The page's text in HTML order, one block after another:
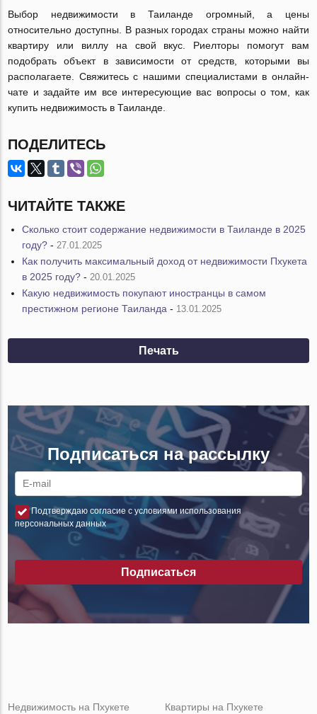
Выбор недвижимости в Таиланде огромный, а цены
относительно доступны. В разных городах страны можно найти
квартиру или виллу на свой вкус. Риелторы помогут вам
подобрать объект в зависимости от средств, которыми вы
располагаете. Свяжитесь с нашими специалистами в онлайн-
чате и задайте им все интересующие вас вопросы о том, как
купить недвижимость в Таиланде.
ПОДЕЛИТЕСЬ
ЧИТАЙТЕ ТАКЖЕ
Сколько стоит содержание недвижимости в Таиланде в 2025
году? -27.01.2025
Как получить максимальный доход от недвижимости Пхукета
в 2025 году? -20.01.2025
Какую недвижимость покупают иностранцы в самом
престижном регионе Таиланда - 13.01.2025
Печать
Подписаться на рассылку
Подтверждаю согласие с условиями использования
персональных данных
Подписаться
Недвижимость на Пхукете
Квартиры на Пхукете